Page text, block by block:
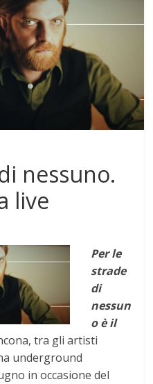
nessuno.
live
Per le
strade
di
nessun
o è il
tra gli artisti
underground
in occasione del